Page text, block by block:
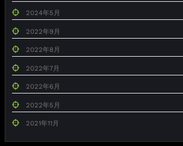
2024年5月
2022年9月
2022年8月
2022年7月
2022年6月
2022年5月
2021年11月